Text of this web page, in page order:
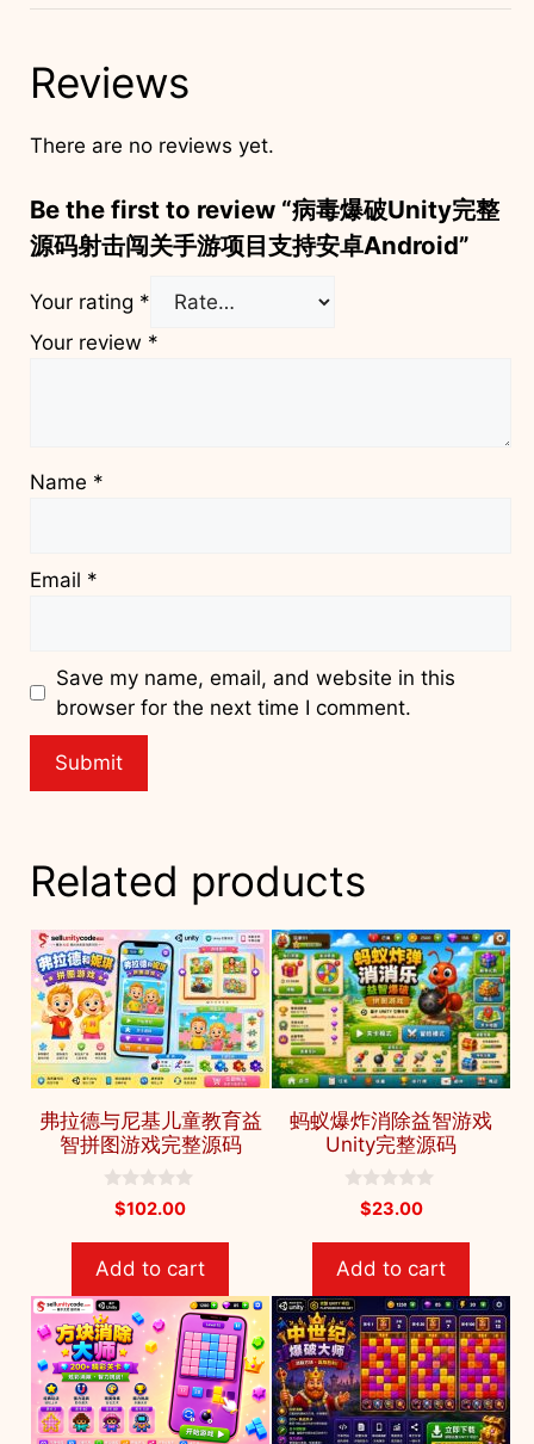
Reviews
There are no reviews yet.
Be the first to review “病毒爆破Unity完整
源码射击闯关手游项目支持安卓Android”
Your rating *
Your review *
Name *
Email *
Save my name, email, and website in this
browser for the next time I comment.
Related products
弗拉德与尼基儿童教育益
智拼图游戏完整源码
o
5
$102.00
Add to cart
蚂蚁爆炸消除益智游戏
Unity完整源码
o
5
$23.00
Add to cart